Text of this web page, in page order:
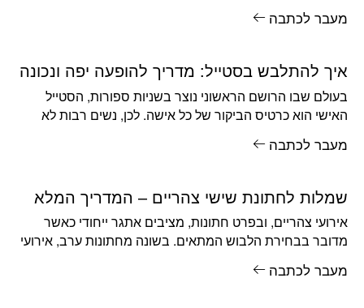
מעבר לכתבה
איך להתלבש בסטייל: מדריך להופעה יפה ונכונה
בעולם שבו הרושם הראשוני נוצר בשניות ספורות, הסטייל
האישי הוא כרטיס הביקור של כל אישה. לכן, נשים רבות לא
מעבר לכתבה
שמלות לחתונת שישי צהריים – המדריך המלא
אירועי צהריים, ובפרט חתונות, מציבים אתגר ייחודי כאשר
מדובר בבחירת הלבוש המתאים. בשונה מחתונות ערב, אירועי
מעבר לכתבה